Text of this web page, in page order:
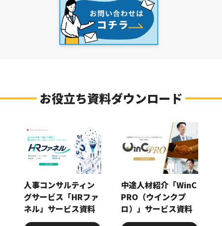
お役立ち資料ダウンロード
人事コンサルティン
グサービス「HRファ
ネル」サービス資料
中途人材紹介「WinC
PRO（ウインクプ
ロ）」サービス資料